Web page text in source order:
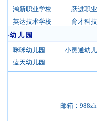
鸿新职业学校
跃进职
英达技术学校
育才科
·幼 儿 园
咪咪幼儿园
小灵通幼
蓝天幼儿园
邮箱：